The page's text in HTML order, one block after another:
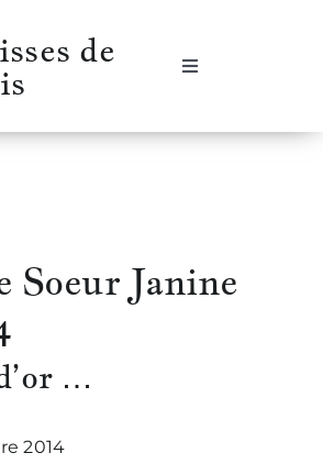
de
Navigation
?
Soeur Janine
…
2014